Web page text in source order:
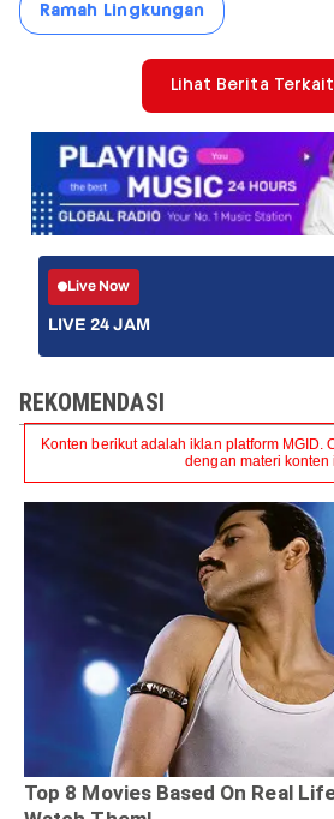
Ramah Lingkungan
Lihat Berita Terkait
Live Now
LIVE 24 JAM